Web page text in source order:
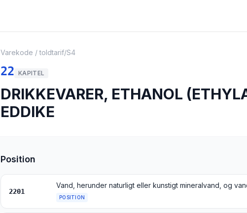
Varekode / toldtarif/S4
22 KAPITEL
DRIKKEVARER, ETHANOL
EDDIKE
Position
2201
POSITION